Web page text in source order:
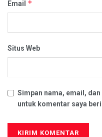
Email *
Situs Web
Simpan nama, email,
untuk komentar saya